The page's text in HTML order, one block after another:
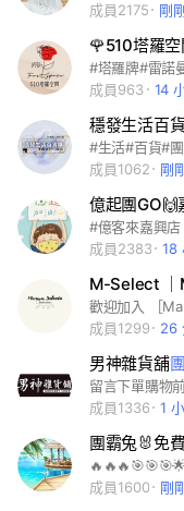
成員2175
剛
成員963
14
穩發生活百
#生活#百貨#
成員1062
剛
億起團GO🙌
#億客來嘉興
成員2383
18
M-Select ｜
成員1299
26
男神雜貨舖
成員1336
1
團霸兔🐰免
成員1600
剛